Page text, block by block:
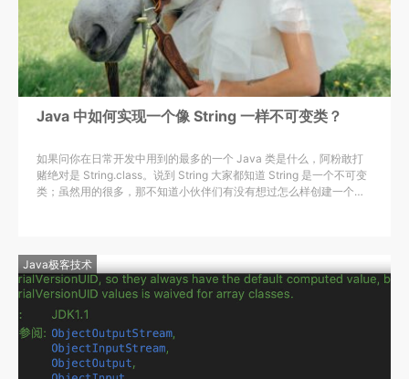
Java 中如何实现一个像 String 一样不可变类？
如果问你在日常开发中用到的最多的一个 Java 类是什么，阿粉敢打
赌绝对是 String.class。说到 String 大家都知道 String 是一个不可变
类；虽然用的很多，那不知道小伙伴们有没有想过怎么样创建一个自
Java极客技术